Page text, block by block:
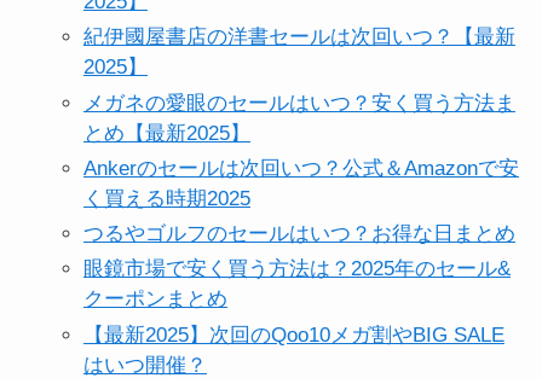
紀伊國屋書店の洋書セールは次回いつ？【最新
2025】
メガネの愛眼のセールはいつ？安く買う方法ま
とめ【最新2025】
Ankerのセールは次回いつ？公式＆Amazonで安
く買える時期2025
つるやゴルフのセールはいつ？お得な日まとめ
眼鏡市場で安く買う方法は？2025年のセール&
クーポンまとめ
【最新2025】次回のQoo10メガ割やBIG SALE
はいつ開催？